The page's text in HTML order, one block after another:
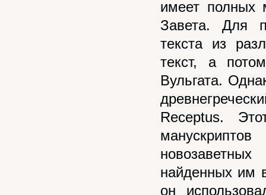
имеет полных
Завета. Для
текста из
текст, а
Вульгата.
Receptus.
найденных им
он